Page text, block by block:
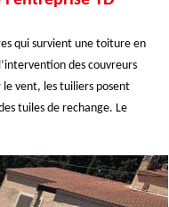
qui survient une toiture en
des couvreurs
vent, les tuiliers posent
tuiles de rechange. Le